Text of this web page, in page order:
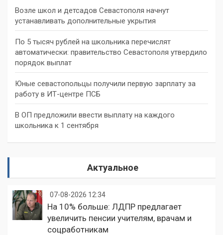
Возле школ и детсадов Севастополя начнут
устанавливать дополнительные укрытия
По 5 тысяч рублей на школьника перечислят
автоматически: правительство Севастополя утвердило
порядок выплат
Юные севастопольцы получили первую зарплату за
работу в ИТ-центре ПСБ
В ОП предложили ввести выплату на каждого
школьника к 1 сентября
Актуальное
07-08-2026 12:34
На 10% больше: ЛДПР предлагает
увеличить пенсии учителям, врачам и
соцработникам